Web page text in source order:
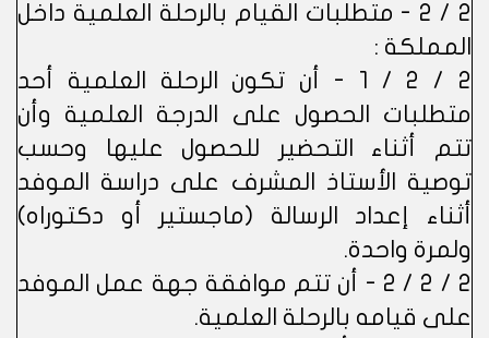
2 / 2 - متطلبات القيام بالرحلة العلمية داخل
المملكة :
2 / 2 / 1 - أن تكون الرحلة العلمية أحد
متطلبات الحصول على الدرجة العلمية وأن
تتم أثناء التحضير للحصول عليها وحسب
توصية الأستاذ المشرف على دراسة الموفد
أثناء إعداد الرسالة (ماجستير أو دكتوراه)
ولمرة واحدة.
2 / 2 / 2 - أن تتم موافقة جهة عمل الموفد
على قيامه بالرحلة العلمية.